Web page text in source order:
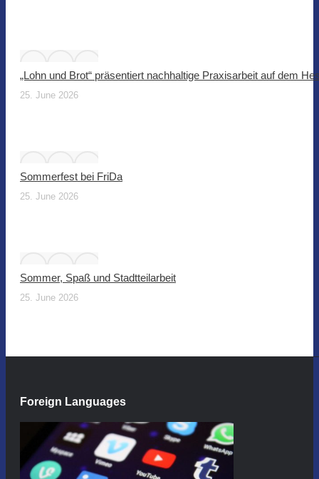
„Lohn und Brot“ präsentiert nachhaltige Praxisarbeit auf dem
25. June 2026
Sommerfest bei FriDa
25. June 2026
Sommer, Spaß und Stadtteilarbeit
25. June 2026
Foreign Languages